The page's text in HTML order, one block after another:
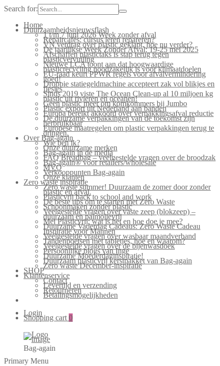
Search for:
Home
Duurzaamheidsnieuwsflash
1 t/m 7 juni 2026 Week zonder afval
Repaircafés: cursus leren repareren?
VN verdrag over plastic geklapt, hoe nu verder?
De jaarlijkse Week Zonder Afval: 19-25 mei 2025
Afschaffen plastictaks is stap terug tegen
plasticvervuiling
Nieuwe LCA toont aan dat hoogwaardige
plasticrecycling noodzakelijk is voor klimaatdoelen
EU-raad keurt PPWR regels voor afvalvermindering
goed!
Droppie statiegeldmachine accepteert zak vol blikjes en
flesjes
Sinds 2019 viste The Ocean Clean-up al 10 miljoen kg
plastic uit rivieren en oceanen!
Geen plastic meer om komkommers bij Jumbo
Plastic export uit Nederland aan banden
Europa bereikt akkoord over verpakkingsafval reductie
De duurzame verpakkingen van de toekomst zijn
herbruikbaar
Europese maatregelen om plastic verpakkingen terug te
dringen.
Over Bag-again
Wie ben ik?
Onze duurzame merken
Bag-again in de media
FAQ Breadbag – veelgestelde vragen over de broodzak
Bag-again® voor retailers/wholesale
MVO
Verkooppunten Bag-again
Onze klanten
Zero waste inspiratie
Zero waste summer! Duurzaam de zomer door zonder
plastic en afval.
Plasticvrij back to school and work
De beste tips om te starten met Zero Waste
Schoonmaken zonder plastic
Veelgestelde vragen over vaste zeep (blokzeep) –
duurzaam en palmolievrij
Mei Plasticvrij: wat is het en hoe doe je mee?
Duurzame Vaderdag Cadeaus: Zero Waste Cadeau
Inspiratie voor Mannen
Veelgestelde vragen over wasbaar maandverband
Tandenpoetsen met tabletjes, hoe en waarom?
Veelgestelde vragen over de bijenwasdoek
Persoonlijke blogs van Inge
Duurzame Moederdaginspiratie!
Duurzaam plasticvrij kerstpakket van Bag-again
Zero waste December-inspiratie
SHOP
Klantenservice
Contact
Levertijd en verzending
Retourneren
Betalingsmogelijkheden
Login
Shopping cart 0
Bag-again
Primary Menu